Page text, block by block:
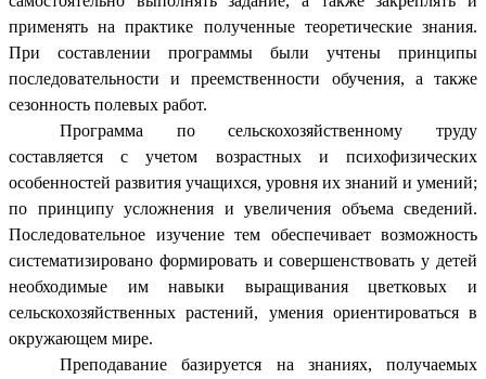
применять на практике полученные теоретические знания.
При составлении программы были учтены принципы
последовательности и преемственности обучения, а также
сезонность полевых работ.
Программа по сельскохозяйственному труду
составляется с учетом возрастных и психофизических
особенностей развития учащихся, уровня их знаний и умений;
по принципу усложнения и увеличения объема сведений.
Последовательное изучение тем обеспечивает возможность
систематизировано формировать и совершенствовать у детей
необходимые им навыки выращивания цветковых и
сельскохозяйственных растений, умения ориентироваться в
окружающем мире.
Преподавание базируется на знаниях, получаемых